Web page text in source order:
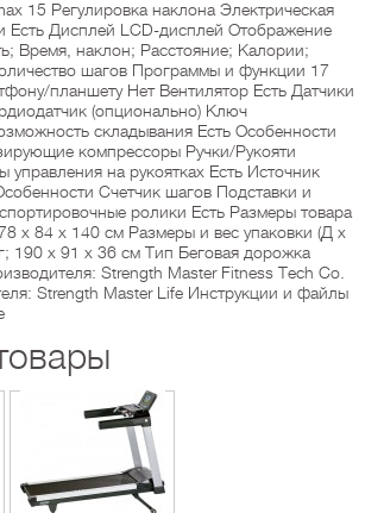
15 Регулировка наклона Электрическая
Есть Дисплей LCD-дисплей Отображение
Время, наклон; Расстояние; Калории;
шагов Программы и функции 17
планшету Нет Вентилятор Есть Датчики
(опционально) Ключ
складывания Есть Особенности
компрессоры Ручки/Рукояти
управления на рукоятках Есть Источник
Счетчик шагов Подставки и
ролики Есть Размеры товара
х 84 х 140 см Размеры и вес упаковки (Д x
190 х 91 х 36 см Тип Беговая дорожка
Strength Master Fitness Tech Co.
Strength Master Life Инструкции и файлы